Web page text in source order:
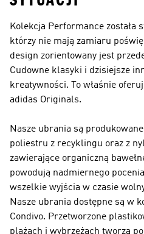
Kolekcja Performance została
którzy nie mają zamiaru
design zorientowany jest
Cudowne klasyki i dzisiejsze
kreatywności. To właśnie
adidas Originals.
Nasze ubrania są
poliestru z recyklingu oraz z
zawierające organiczną
powodują nadmiernego
wszelkie wyjścia w czasie
Nasze ubrania dostępne są w
Condivo. Przetworzone
plażach i wybrzeżach tworzą